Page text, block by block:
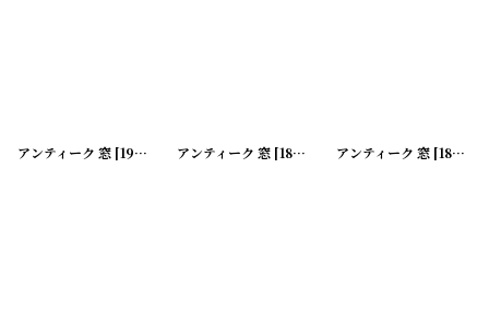
アンティーク 窓 [191112-12 ]
アンティーク 窓 [180205-19 ]
アンティーク 窓 [180205-20